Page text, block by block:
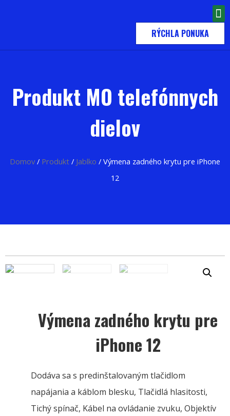
RÝCHLA PONUKA
Produkt MO telefónnych
dielov
Domov / Produkt / Jablko / Výmena zadného krytu pre iPhone
12
Výmena zadného krytu pre
iPhone 12
Dodáva sa s predinštalovaným tlačidlom
napájania a káblom blesku, Tlačidlá hlasitosti,
Tichý spínač, Kábel na ovládanie zvuku, Objektív